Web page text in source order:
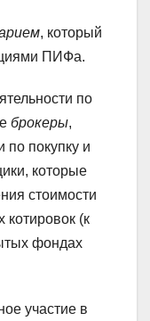
, который
ПИФа.
по
брокеры,
по покупку и
которые
стоимости
(к
фондах
участие в